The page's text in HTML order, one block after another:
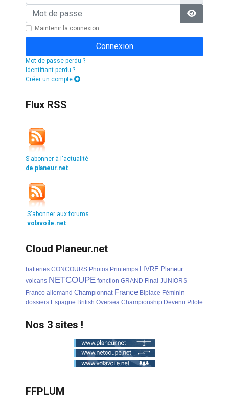
Mot de passe
Afficher
Maintenir la connexion
Connexion
Mot de passe perdu ?
Identifiant perdu ?
Créer un compte
Flux RSS
S'abonner à l'actualité
de planeur.net
S'abonner aux forums
volavoile.net
Cloud Planeur.net
batteries CONCOURS Photos Printemps LIVRE Planeur
volcans NETCOUPE fonction GRAND Final JUNIORS
Franco allemand Championnat France Biplace Féminin
dossiers Espagne British Oversea Championship Devenir Pilote
Nos 3 sites !
FFPLUM